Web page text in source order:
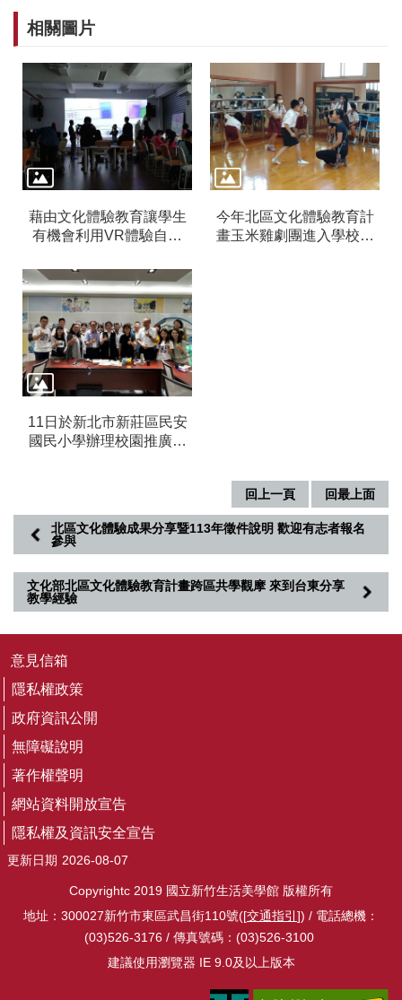
網
站
料
宣
告
資
訊
安
全
宣
告
導
措
施
務
相關圖片
藉由文化體驗教育讓學生
有機會利用VR體驗自己
今年北區文化體驗教育計
畫玉米雞劇團進入學校進
11日於新北市新莊區民安
國民小學辦理校園推廣活
回上一頁 回最上面
北區文化體驗成果分享暨113年徵件說明 歡迎有志者報名
參與
文化部北區文化體驗教育計畫跨區共學觀摩 來到台東分享
教學經驗
意見信箱
隱私權政策
政府資訊公開
無障礙說明
著作權聲明
網站資料開放宣告
隱私權及資訊安全宣告
更新日期 2026-08-07
Copyrightc 2019 國立新竹生活美學館 版權所有
地址：300027新竹市東區武昌街110號([交通指引]) / 電話總機：
(03)526-3176 / 傳真號碼：(03)526-3100
建議使用瀏覽器 IE 9.0及以上版本